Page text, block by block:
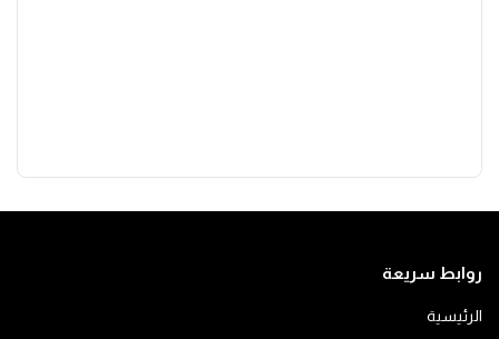
روابط سريعة
الرئيسية